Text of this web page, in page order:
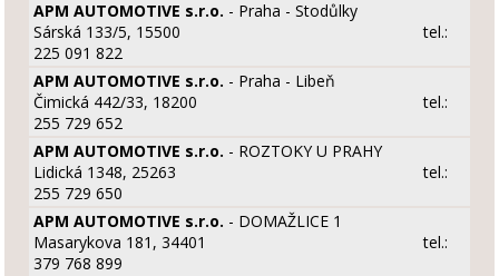
APM AUTOMOTIVE s.r.o. - Praha - Stodůlky
Sárská 133/5, 15500
tel.:
225 091 822
APM AUTOMOTIVE s.r.o. - Praha - Libeň
Čimická 442/33, 18200
tel.:
255 729 652
APM AUTOMOTIVE s.r.o. - ROZTOKY U PRAHY
Lidická 1348, 25263
tel.:
255 729 650
APM AUTOMOTIVE s.r.o. - DOMAŽLICE 1
Masarykova 181, 34401
tel.:
379 768 899